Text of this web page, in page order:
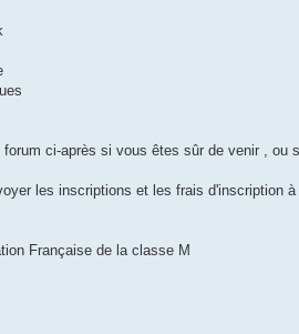
forum ci-après si vous êtes sûr de venir ,
les inscriptions et les frais d'inscription
Française de la classe M